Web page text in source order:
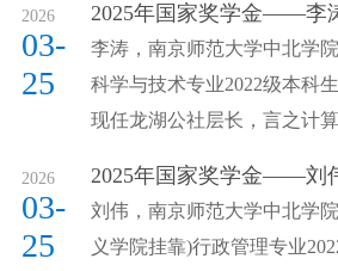
2026
03-
25
2025年国家奖学金——李
李涛，南京师范大学中北学
科学与技术专业2022级本科
现任龙湖公社层长，言之计
2026
03-
25
2025年国家奖学金——刘
刘伟，南京师范大学中北学
义学院挂靠)行政管理专业